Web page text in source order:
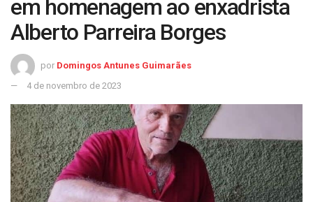
em homenagem ao enxadrista
Alberto Parreira Borges
por Domingos Antunes Guimarães
4 de novembro de 2023